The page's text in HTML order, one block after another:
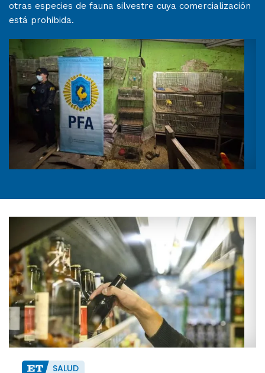
otras especies de fauna silvestre cuya comercialización
está prohibida.
SALUD